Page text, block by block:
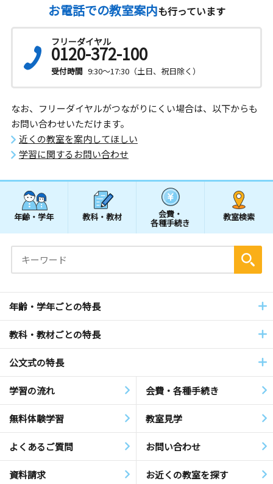
お電話での教室案内も行っています
フリーダイヤル
0120-372-100
受付時間 9:30～17:30（土日、祝日除く）
なお、フリーダイヤルがつながりにくい場合は、以下からも
お問い合わせいただけます。
近くの教室を案内してほしい
学習に関するお問い合わせ
年齢・学年 教科・教材 会費・
各種手続き
教室検索
年齢・学年ごとの特長
教科・教材ごとの特長
公文式の特長
学習の流れ 会費・各種手続き
無料体験学習 教室見学
よくあるご質問 お問い合わせ
資料請求 お近くの教室を探す